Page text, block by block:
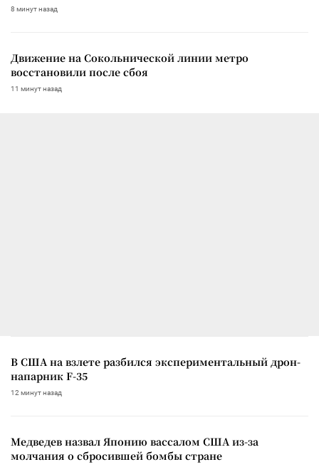
8 минут назад
Движение на Сокольнической линии метро
восстановили после сбоя
11 минут назад
В США на взлете разбился экспериментальный дрон-
напарник F-35
12 минут назад
Медведев назвал Японию вассалом США из-за
молчания о сбросившей бомбы стране